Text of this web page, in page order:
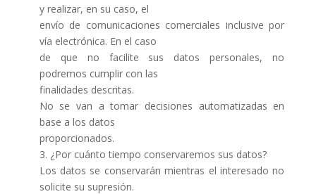
y realizar, en su caso, el
envío de comunicaciones comerciales inclusive por
vía electrónica. En el caso
de que no facilite sus datos personales, no
podremos cumplir con las
finalidades descritas.
No se van a tomar decisiones automatizadas en
base a los datos
proporcionados.
3. ¿Por cuánto tiempo conservaremos sus datos?
Los datos se conservarán mientras el interesado no
solicite su supresión.